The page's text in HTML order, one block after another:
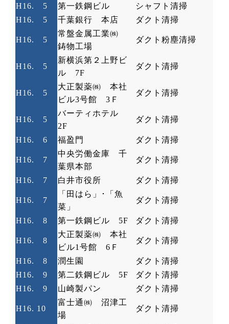
H16. 5 第一鉄鋼ビル
シャフト清掃
H16.
5 千葉銀行 本店 ダクト清掃
H16. 5
常盤金属工業㈱
鋳物工場
ダクト粉塵清掃
H16. 5
新横浜第２上野ビ
ル 7F
ダクト清掃
H16. 5
大正製薬㈱ 本社
ビル3号館3 Ｆ
ダクト清掃
H16. 5
バーティホテル
2F
ダクト清掃
H16. 6 福盈門 ダクト清掃
H16. 7
中央労働金庫 千
葉県本部
ダクト清掃
H16. 7 白井市役所 ダクト清掃
H16. 7
「田はら」･「魚
菜」
ダクト清掃
H16. 8 第一鉄鋼ビル 5F ダクト清掃
H16. 8
大正製薬㈱ 本社
ビル1号館6 Ｆ
ダクト清掃
H16. 8 潤生園
ダクト清掃
H16.
9 第二鉄鋼ビル 5F
ダクト清掃
H16.
9 山崎製パン ダクト清掃
H16. 10
富士通㈱ 沼津工
場
ダクト清掃